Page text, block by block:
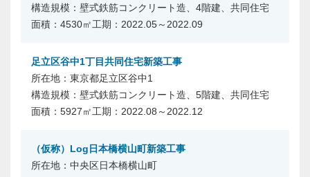
壁式鉄筋コンクリート造、4階建、共同住宅
4530㎡
2022.05～2022.09
足立区谷中1丁目共同住宅新築工事
東京都足立区谷中1
壁式鉄筋コンクリート造、5階建、共同住宅
5927㎡
2022.08～2022.12
（仮称）Log日本橋横山町新築工事
中央区日本橋横山町